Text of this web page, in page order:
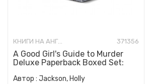
КНИГИ НА АНГЛИСКИ ЈАЗИК 371356
A Good Girl's Guide to Murder
Deluxe Paperback Boxed Set:
Автор : Jackson, Holly